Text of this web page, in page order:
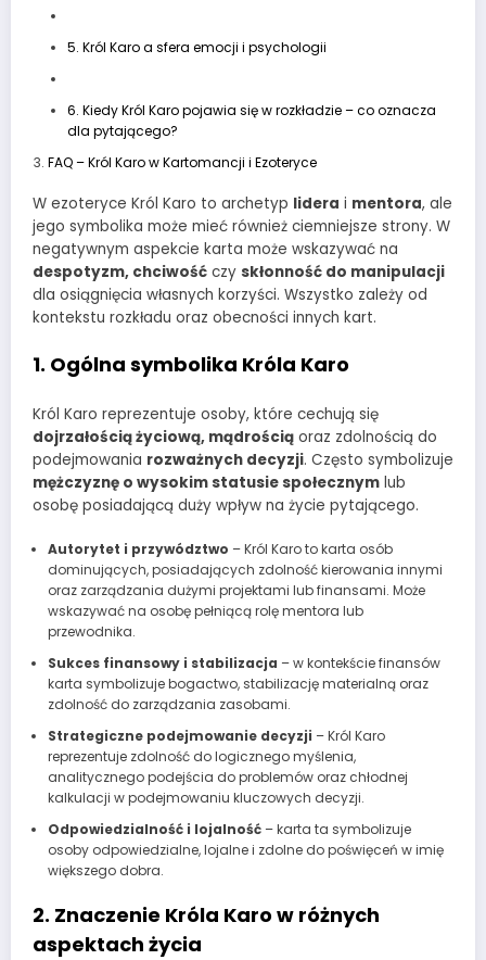
5. Król Karo a sfera emocji i psychologii
6. Kiedy Król Karo pojawia się w rozkładzie – co oznacza
dla pytającego?
FAQ – Król Karo w Kartomancji i Ezoteryce
W ezoteryce Król Karo to archetyp lidera i mentora, ale
jego symbolika może mieć również ciemniejsze strony. W
negatywnym aspekcie karta może wskazywać na
despotyzm, chciwość czy skłonność do manipulacji
dla osiągnięcia własnych korzyści. Wszystko zależy od
kontekstu rozkładu oraz obecności innych kart.
1. Ogólna symbolika Króla Karo
Król Karo reprezentuje osoby, które cechują się
dojrzałością życiową, mądrością oraz zdolnością do
podejmowania rozważnych decyzji. Często symbolizuje
mężczyznę o wysokim statusie społecznym lub
osobę posiadającą duży wpływ na życie pytającego.
Autorytet i przywództwo – Król Karo to karta osób
dominujących, posiadających zdolność kierowania innymi
oraz zarządzania dużymi projektami lub finansami. Może
wskazywać na osobę pełniącą rolę mentora lub
przewodnika.
Sukces finansowy i stabilizacja – w kontekście finansów
karta symbolizuje bogactwo, stabilizację materialną oraz
zdolność do zarządzania zasobami.
Strategiczne podejmowanie decyzji – Król Karo
reprezentuje zdolność do logicznego myślenia,
analitycznego podejścia do problemów oraz chłodnej
kalkulacji w podejmowaniu kluczowych decyzji.
Odpowiedzialność i lojalność– karta ta symbolizuje
osoby odpowiedzialne, lojalne i zdolne do poświęceń w imię
większego dobra.
2. Znaczenie Króla Karo w różnych
aspektach życia